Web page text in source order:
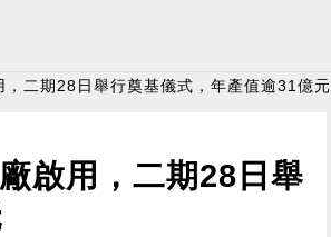
二期28日舉行奠基儀式，年產值逾31億元
啟用，二期28日舉